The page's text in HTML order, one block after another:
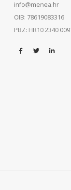
info@menea.hr
OIB: 78619083316
PBZ: HR10 2340